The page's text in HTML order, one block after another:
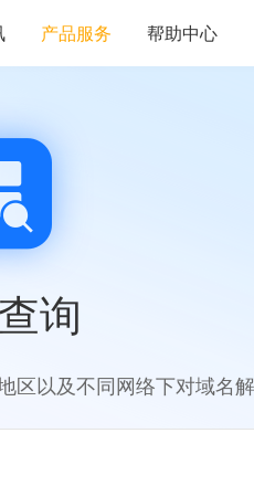
产品服务 帮助中心
询
区以及不同网络下对域名